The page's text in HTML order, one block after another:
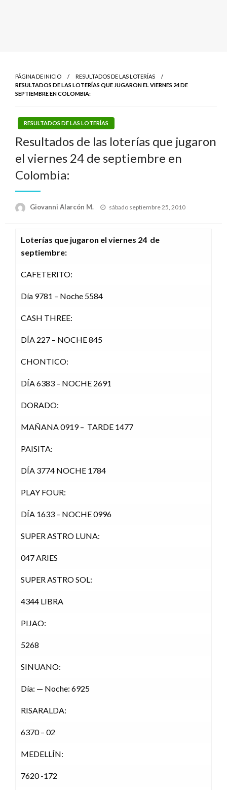
PÁGINA DE INICIO
RESULTADOS DE LAS LOTERÍAS
RESULTADOS DE LAS LOTERÍAS QUE JUGARON EL VIERNES 24 DE
SEPTIEMBRE EN COLOMBIA:
RESULTADOS DE LAS LOTERÍAS
Resultados de las loterías que jugaron
el viernes 24 de septiembre en
Colombia:
Giovanni Alarcón M.
Publicado
sábado septiembre 25, 2010
Loterías que jugaron el viernes 24 de
septiembre:
CAFETERITO:
Día 9781 – Noche 5584
CASH THREE:
DÍA 227 – NOCHE 845
CHONTICO:
DÍA 6383 – NOCHE 2691
DORADO:
MAÑANA 0919 – TARDE 1477
PAISITA:
DÍA 3774 NOCHE 1784
PLAY FOUR:
DÍA 1633 – NOCHE 0996
SUPER ASTRO LUNA:
047 ARIES
SUPER ASTRO SOL:
4344 LIBRA
PIJAO:
5268
SINUANO:
Día: — Noche: 6925
RISARALDA:
6370 – 02
MEDELLÍN:
7620 -172